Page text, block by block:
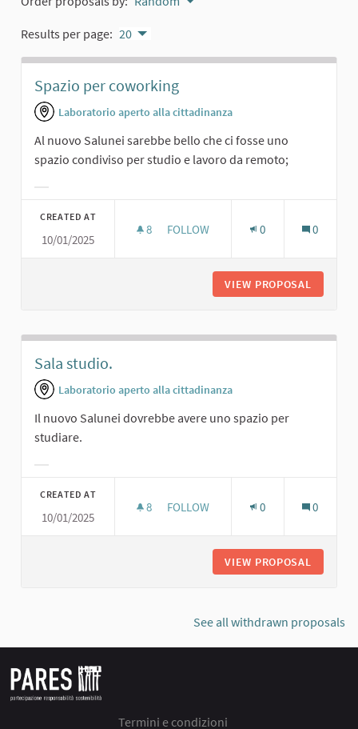
Results per page: 20
Spazio per coworking
Laboratorio aperto alla cittadinanza
Al nuovo Salunei sarebbe bello che ci fosse uno
spazio condiviso per studio e lavoro da remoto;
CREATED AT
10/01/2025
8 8 FOLLOWERS
FOLLOW 0 0
VIEW PROPOSAL
Sala studio.
Laboratorio aperto alla cittadinanza
Il nuovo Salunei dovrebbe avere uno spazio per
studiare.
CREATED AT
10/01/2025
8 8 FOLLOWERS
FOLLOW 0 0
VIEW PROPOSAL
See all withdrawn proposals
Termini e condizioni